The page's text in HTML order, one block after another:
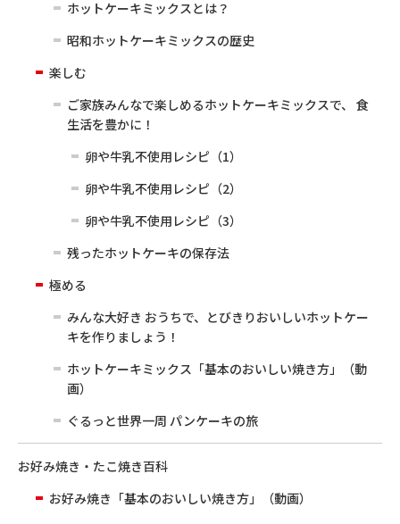
ホットケーキミックスとは？
昭和ホットケーキミックスの歴史
楽しむ
ご家族みんなで楽しめるホットケーキミックスで、 食
生活を豊かに！
卵や牛乳不使用レシピ（1）
卵や牛乳不使用レシピ（2）
卵や牛乳不使用レシピ（3）
残ったホットケーキの保存法
極める
みんな大好き おうちで、とびきりおいしいホットケー
キを作りましょう！
ホットケーキミックス「基本のおいしい焼き方」（動
画）
ぐるっと世界一周 パンケーキの旅
お好み焼き・たこ焼き百科
お好み焼き「基本のおいしい焼き方」（動画）